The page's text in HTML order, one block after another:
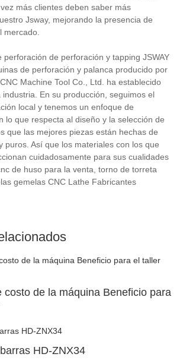
más clientes deben saber más
Jsway, mejorando la presencia de
mercado.
perforación de perforación y tapping JSWAY
de perforación y palanca producido por
Machine Tool Co., Ltd. ha establecido
En su producción, seguimos el
local y tenemos un enfoque de
lo que respecta al diseño y la selección de
que las mejores piezas están hechas de
puros. Así que los materiales con los que
cuidadosamente para sus cualidades
de huso para la venta, torno de torreta
gemelas CNC Lathe Fabricantes
costo de la máquina Beneficio para
HD-ZNX34